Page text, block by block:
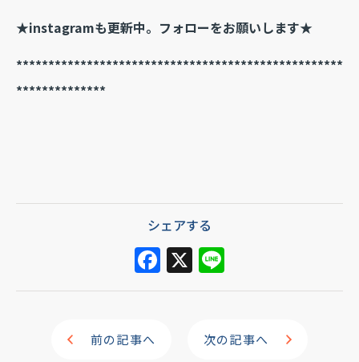
★instagramも更新中。フォローをお願いします★
***************************************************
**************
シェアする
F
a
X
n
前の記事へ 次の記事へ